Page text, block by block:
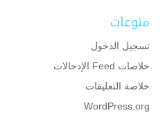
منوعات
تسجيل الدخول
خلاصات Feed الإدخالات
خلاصة التعليقات
WordPress.org